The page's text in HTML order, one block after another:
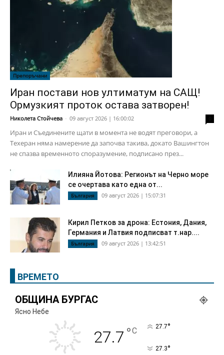
Препоръчани
Иран постави нов ултиматум на САЩ!
Ормузкият проток остава затворен!
Николета Стойчева - 09 август 2026 | 16:00:02
Иран и Съединените щати в момента не водят преговори, а
Техеран няма намерение да започва такива, докато Вашингтон
не спазва временното споразумение, подписано през...
Илияна Йотова: Регионът на Черно море
се очертава като една от...
България 09 август 2026 | 15:07:31
Кирил Петков за дрона: Естония, Дания,
Германия и Латвия подписват т.нар....
България 09 август 2026 | 13:42:51
ВРЕМЕТО
ОБЩИНА БУРГАС
Ясно Небе
27.7 °C 27.7°
27.3°